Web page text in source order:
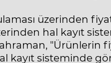
üzerinden
hal kayıt
"Ürünlerin
kayıt sisteminde